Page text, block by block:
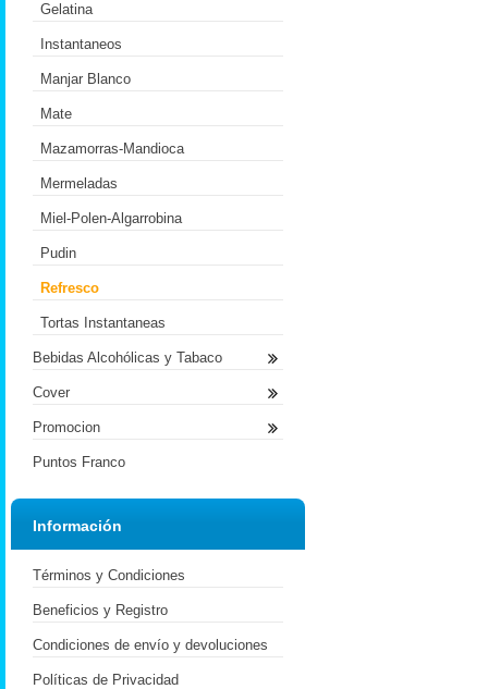
Gelatina
Instantaneos
Manjar Blanco
Mate
Mazamorras-Mandioca
Mermeladas
Miel-Polen-Algarrobina
Pudin
Refresco
Tortas Instantaneas
Bebidas Alcohólicas y Tabaco
Cover
Promocion
Puntos Franco
Información
Términos y Condiciones
Beneficios y Registro
Condiciones de envío y devoluciones
Políticas de Privacidad